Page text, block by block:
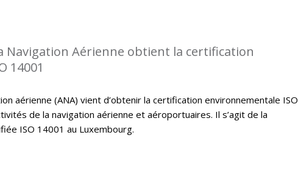
Navigation Aérienne obtient la certification
14001
aérienne (ANA) vient d’obtenir la certification environnementale ISO
de la navigation aérienne et aéroportuaires. Il s’agit de la
ISO 14001 au Luxembourg.